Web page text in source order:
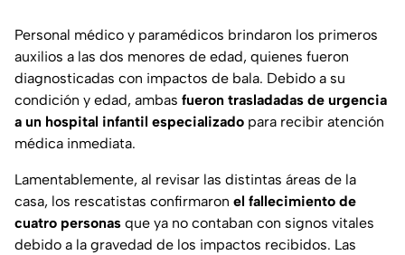
Personal médico y paramédicos brindaron los primeros
auxilios a las dos menores de edad, quienes fueron
diagnosticadas con impactos de bala. Debido a su
condición y edad, ambas fueron trasladadas de urgencia
a un hospital infantil especializado para recibir atención
médica inmediata.
Lamentablemente, al revisar las distintas áreas de la
casa, los rescatistas confirmaron el fallecimiento de
cuatro personas que ya no contaban con signos vitales
debido a la gravedad de los impactos recibidos. Las